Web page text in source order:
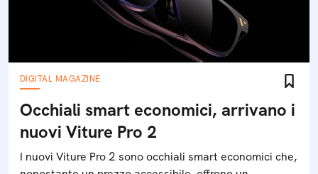
DIGITAL MAGAZINE
Occhiali smart economici, arrivano i
nuovi Viture Pro 2
I nuovi Viture Pro 2 sono occhiali smart economici che,